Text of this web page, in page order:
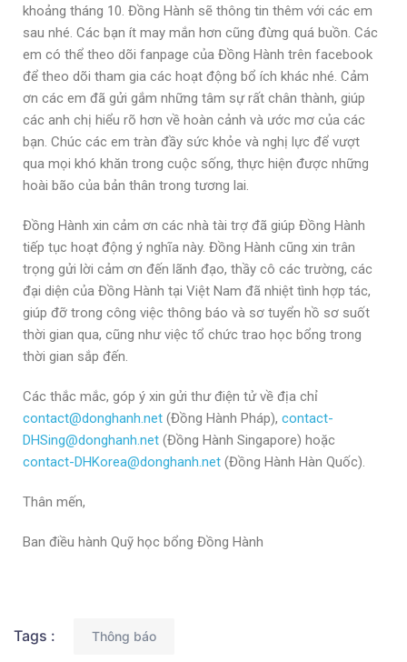
khoảng tháng 10. Đồng Hành sẽ thông tin thêm với các em
sau nhé. Các bạn ít may mắn hơn cũng đừng quá buồn. Các
em có thể theo dõi fanpage của Đồng Hành trên facebook
để theo dõi tham gia các hoạt động bổ ích khác nhé. Cảm
ơn các em đã gửi gắm những tâm sự rất chân thành, giúp
các anh chị hiểu rõ hơn về hoàn cảnh và ước mơ của các
bạn. Chúc các em tràn đầy sức khỏe và nghị lực để vượt
qua mọi khó khăn trong cuộc sống, thực hiện được những
hoài bão của bản thân trong tương lai.
Đồng Hành xin cảm ơn các nhà tài trợ đã giúp Đồng Hành
tiếp tục hoạt động ý nghĩa này. Đồng Hành cũng xin trân
trọng gửi lời cảm ơn đến lãnh đạo, thầy cô các trường, các
đại diện của Đồng Hành tại Việt Nam đã nhiệt tình hợp tác,
giúp đỡ trong công việc thông báo và sơ tuyển hồ sơ suốt
thời gian qua, cũng như việc tổ chức trao học bổng trong
thời gian sắp đến.
Các thắc mắc, góp ý xin gửi thư điện tử về địa chỉ
contact@donghanh.net (Đồng Hành Pháp), contact-
DHSing@donghanh.net (Đồng Hành Singapore) hoặc
contact-DHKorea@donghanh.net (Đồng Hành Hàn Quốc).
Thân mến,
Ban điều hành Quỹ học bổng Đồng Hành
Tags : Thông báo